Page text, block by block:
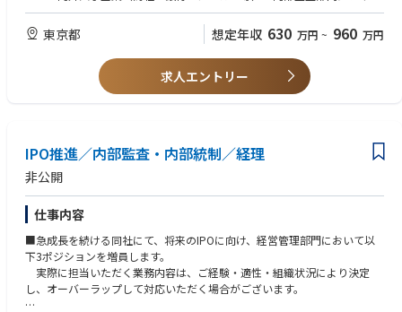
・リスクマネジメント評価
・業務監査支援
・監査対象部門の業務改善支援
・コンプライアンス遵守を徹底する為の啓蒙活動
・内部監査の売掛金残高監査調査表における指摘事項事項抽出
・業務プロセスにおけるフローチャートの構築
・業務記述書 等の文書作成
・リスクコントロールマトリクス
・その他内部統制文書の作成及び体制整備支援
・内部統制観点からの回答に対する精査の業務
[組織]
・内部監査室（10名）への配属となります。
監査経験
・TOEIC(R)テスト500点以上の英語力
・普通自動車運転免許
・公認内部監査人の資格を有する方
東京都 想定年収 630 万円 ~ 960 万円
求人エントリー
IPO推進／内部監査・内部統制／経理
非公開
仕事内容
■急成長を続ける同社にて、将来のIPOに向け、経営管理部門において以
下3ポジションを増員します。
実際に担当いただく業務内容は、ご経験・適性・組織状況により決定
し、オーバーラップして対応いただく場合がございます。